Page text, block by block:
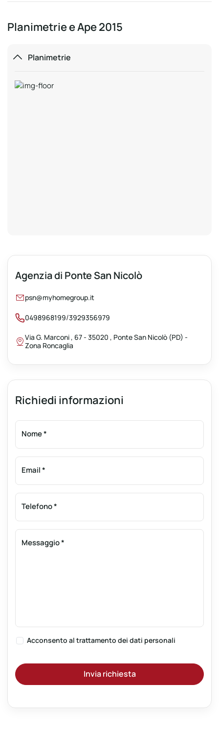
Planimetrie e Ape 2015
Planimetrie
Agenzia di Ponte San Nicolò
psn@myhomegroup.it
0498968199/3929356979
Via G. Marconi , 67 - 35020 , Ponte San Nicolò (PD) -
Zona Roncaglia
Richiedi informazioni
Nome*
Email*
Telefono*
Messaggio*
Acconsento al trattamento dei dati personali
Invia richiesta